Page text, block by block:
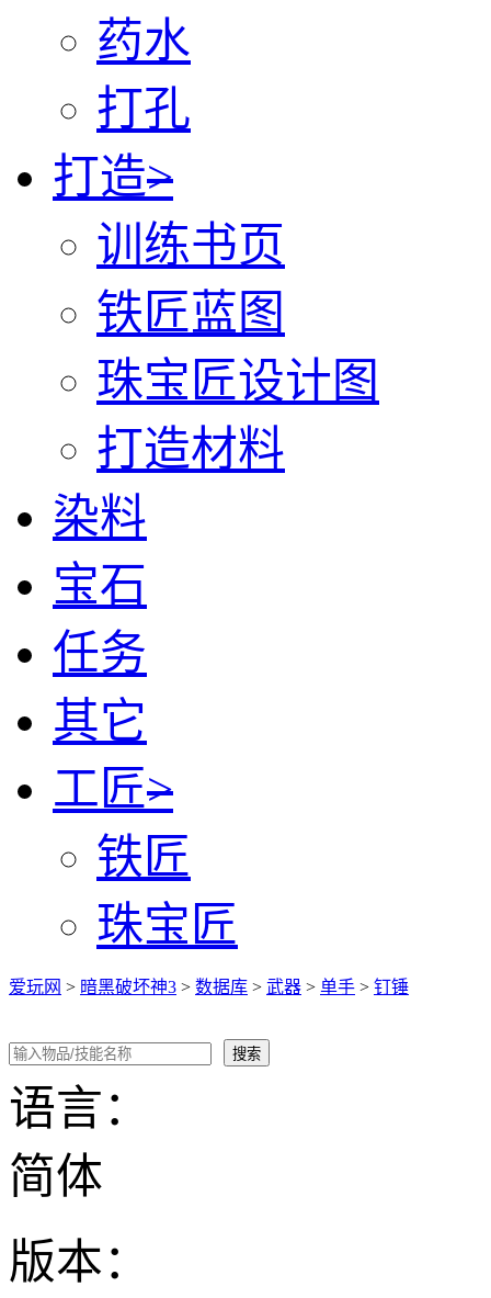
药水
打孔
打造>
训练书页
铁匠蓝图
珠宝匠设计图
打造材料
染料
宝石
任务
其它
工匠>
铁匠
珠宝匠
爱玩网 > 暗黑破坏神3 > 数据库 > 武器 > 单手 > 钉锤
语言：
简体
版本：